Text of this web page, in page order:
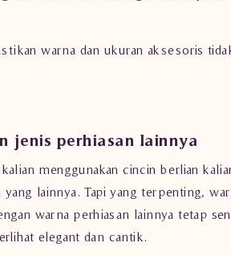
warna dan ukuran aksesoris
jenis perhiasan lainnya
menggunakancincin berlian
lainnya. Tapi yang terpenting,
warna perhiasan lainnya tetap
elegant dan cantik.